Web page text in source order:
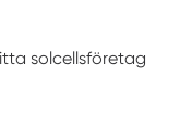
solcellsföretag